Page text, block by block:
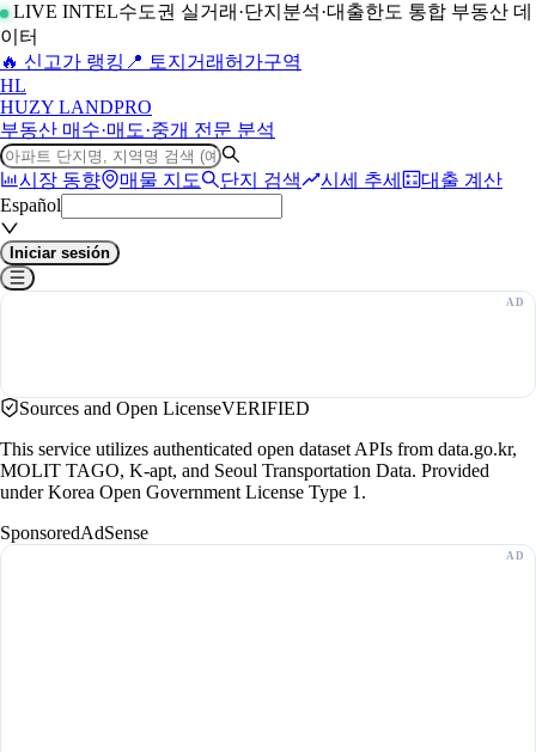
LIVE INTEL수도권 실거래·단지분석·대출한도 통합 부동산 데
이터
🔥 신고가 랭킹 📍 토지거래허가구역
HL
HUZY LANDPRO
부동산 매수·매도·중개 전문 분석
시장 동향 매물 지도 단지 검색 시세 추세
대출 계산
Español
Iniciar sesión
Sources and Open LicenseVERIFIED
This service utilizes authenticated open dataset APIs from data.go.kr,
MOLIT TAGO, K-apt, and Seoul Transportation Data. Provided
under Korea Open Government License Type 1.
SponsoredAdSense